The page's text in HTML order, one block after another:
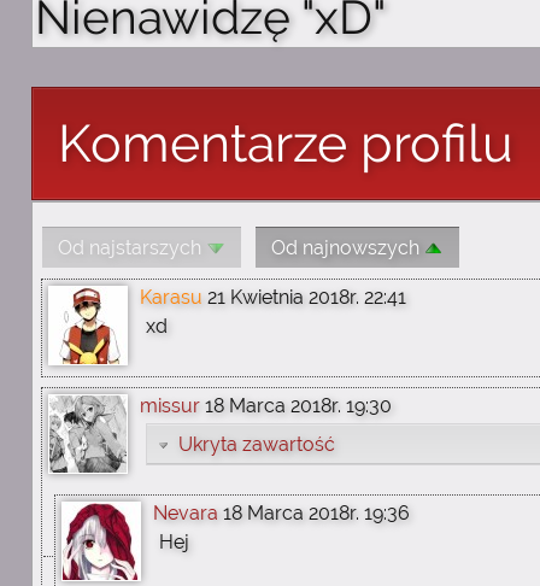
Nienawidzę "xD"
Komentarze profilu
Od najstarszych Od najnowszych
Karasu 21 Kwietnia 2018r. 22:41
xd
missur 18 Marca 2018r. 19:30
Ukryta zawartość
Nevara 18 Marca 2018r. 19:36
Hej